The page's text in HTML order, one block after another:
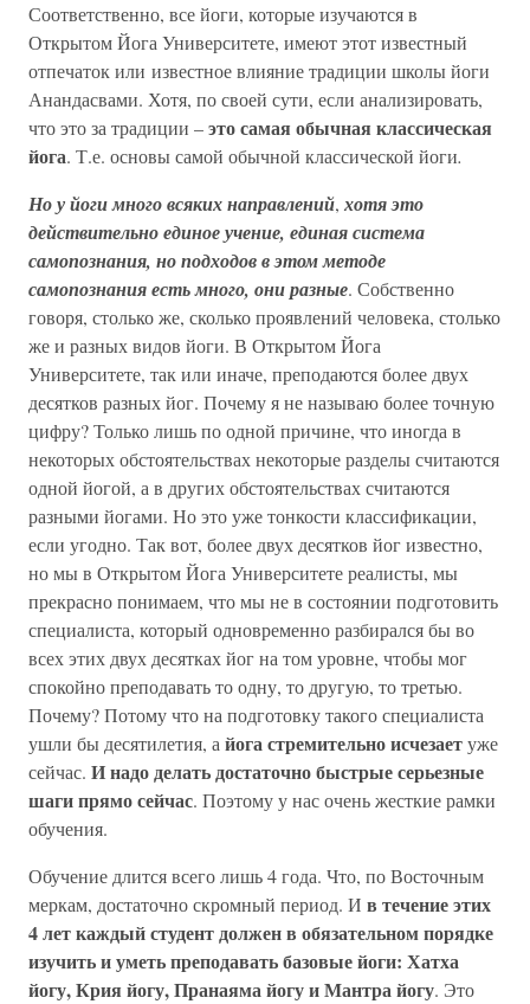
Соответственно, все йоги, которые изучаются в
Открытом Йога Университете, имеют этот известный
отпечаток или известное влияние традиции школы йоги
Анандасвами. Хотя, по своей сути, если анализировать,
что это за традиции –это самая обычная классическая
йога. Т.е. основы самой обычной классической йоги.
Но у йоги много всяких направлений, хотя это
действительно единое учение, единая система
самопознания, но подходов в этом методе
самопознания есть много, они разные. Собственно
говоря, столько же, сколько проявлений человека, столько
же и разных видов йоги. В Открытом Йога
Университете, так или иначе, преподаются более двух
десятков разных йог. Почему я не называю более точную
цифру? Только лишь по одной причине, что иногда в
некоторых обстоятельствах некоторые разделы считаются
одной йогой, а в других обстоятельствах считаются
разными йогами. Но это уже тонкости классификации,
если угодно. Так вот, более двух десятков йог известно,
но мы в Открытом Йога Университете реалисты, мы
прекрасно понимаем, что мы не в состоянии подготовить
специалиста, который одновременно разбирался бы во
всех этих двух десятках йог на том уровне, чтобы мог
спокойно преподавать то одну, то другую, то третью.
Почему? Потому что на подготовку такого специалиста
ушли бы десятилетия, а йога стремительно исчезаетуже
сейчас. И надо делать достаточно быстрые серьезные
шаги прямо сейчас. Поэтому у нас очень жесткие рамки
обучения.
Обучение длится всего лишь 4 года. Что, по Восточным
меркам, достаточно скромный период. И в течение этих
4 лет каждый студент должен в обязательном порядке
изучить и уметь преподавать базовые йоги: Хатха
йогу, Крия йогу, Пранаяма йогу и Мантра йогу. Это